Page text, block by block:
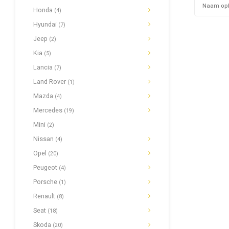
Honda (4)
Hyundai (7)
Jeep (2)
Kia (5)
Lancia (7)
Land Rover (1)
Mazda (4)
Mercedes (19)
Mini (2)
Nissan (4)
Opel (20)
Peugeot (4)
Porsche (1)
Renault (8)
Seat (18)
Skoda (20)
Naam